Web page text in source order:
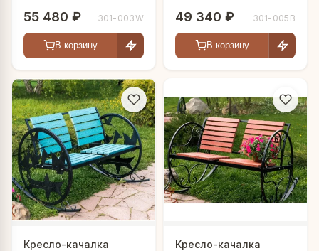
55 480 ₽ 301-003W
В корзину
49 340 ₽ 301-005B
В корзину
Кресло-качалка
Кресло-качалка